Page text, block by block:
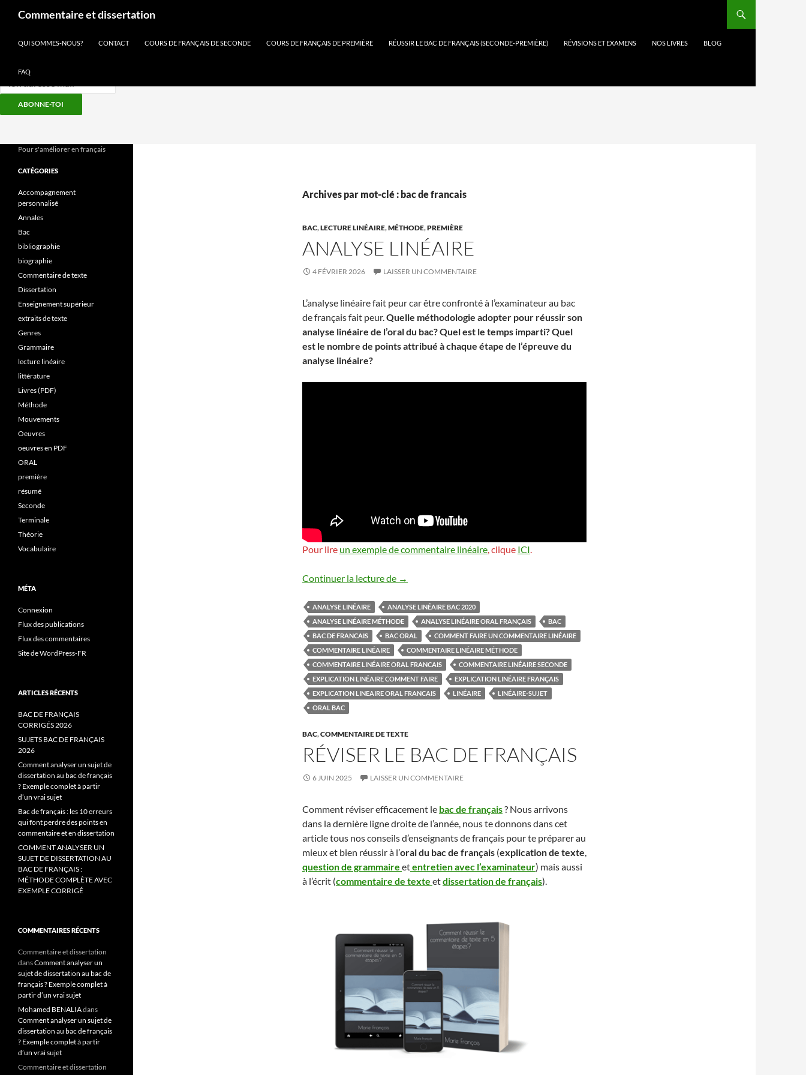
ABONNE-TOI
contenu
Commentaire et dissertation
QUI SOMMES-NOUS? CONTACT COURS DE FRANÇAIS DE SECONDE COURS DE FRANÇAIS DE PREMIÈRE RÉUSSIR LE BAC DE FRANÇAIS (SECONDE-PREMIÈRE) RÉVISIONS ET EXAMENS NOS LIVRES BLOG
FAQ
Archives par mot-clé : bac de francais
BAC,LECTURE LINÉAIRE,MÉTHODE,PREMIÈRE
ANALYSE LINÉAIRE
4 FÉVRIER 2026 LAISSER UN COMMENTAIRE
L’analyse linéaire fait peur car être confronté à l’examinateur au bac
de français fait peur.Quelle méthodologie adopter pour réussir son
analyse linéaire de l’oral du bac? Quel est le temps imparti?Quel
est le nombre de points attribué à chaque étape de l’épreuve du
analyse linéaire?
Pour lire un exemple de commentaire linéaire , clique ICI
Continuer la lecture de Analyse linéaire
→
ANALYSE LINÉAIRE
ANALYSE LINÉAIRE BAC 2020
ANALYSE LINÉAIRE MÉTHODE
ANALYSE LINÉAIRE ORAL FRANÇAIS
BAC
BAC DE FRANCAIS
BAC ORAL
COMMENT FAIRE UN COMMENTAIRE LINÉAIRE
COMMENTAIRE LINÉAIRE
COMMENTAIRE LINÉAIRE MÉTHODE
COMMENTAIRE LINÉAIRE ORAL FRANCAIS
COMMENTAIRE LINÉAIRE SECONDE
EXPLICATION LINÉAIRE COMMENT FAIRE
EXPLICATION LINÉAIRE FRANÇAIS
EXPLICATION LINEAIRE ORAL FRANCAIS
LINÉAIRE
LINÉAIRE-SUJET
ORAL BAC
BAC,COMMENTAIRE DE TEXTE
RÉVISER LE BAC DE FRANÇAIS
6 JUIN 2025 LAISSER UN COMMENTAIRE
Comment réviser efficacement le bac de français? Nous arrivons
dans la dernière ligne droite de l’année, nous te donnons dans cet
article tous nos conseils d’enseignants de français pour te préparer au
mieux et bien réussir à l’oral du bac de français (explication de texte
question de grammaire etentretien avec l’examinateur) mais aussi
à l’écrit (commentaire de texte etdissertation de français).
Pour s'améliorer en français
CATÉGORIES
Accompagnement
personnalisé
Annales
Bac
bibliographie
biographie
Commentaire de texte
Dissertation
Enseignement supérieur
extraits de texte
Genres
Grammaire
lecture linéaire
littérature
Livres (PDF)
Méthode
Mouvements
Oeuvres
oeuvres en PDF
ORAL
première
résumé
Seconde
Terminale
Théorie
Vocabulaire
MÉTA
Connexion
Flux des publications
Flux des commentaires
Site de WordPress-FR
ARTICLES RÉCENTS
BAC DE FRANÇAIS
CORRIGÉS 2026
SUJETS BAC DE FRANÇAIS
2026
Comment analyser un sujet de
dissertation au bac de français
? Exemple complet à partir
d’un vrai sujet
Bac de français : les 10 erreurs
qui font perdre des points en
commentaire et en dissertation
COMMENT ANALYSER UN
SUJET DE DISSERTATION AU
BAC DE FRANÇAIS :
MÉTHODE COMPLÈTE AVEC
EXEMPLE CORRIGÉ
COMMENTAIRES RÉCENTS
Commentaire et dissertation
dansComment analyser un
sujet de dissertation au bac de
français ? Exemple complet à
partir d’un vrai sujet
Mohamed BENALIAdans
Comment analyser un sujet de
dissertation au bac de français
? Exemple complet à partir
d’un vrai sujet
Commentaire et dissertation